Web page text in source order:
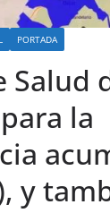
PORTADA
Salud
la
y